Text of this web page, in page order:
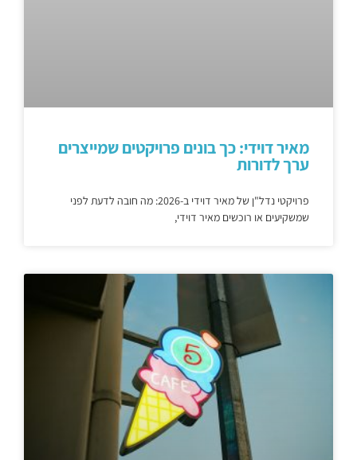
מאיר דוידי: כך בונים פרויקטים שמייצרים
ערך לדורות
פרויקטי נדל"ן של מאיר דוידי ב-2026: מה חובה לדעת לפני
שמשקיעים או רוכשים מאיר דוידי,